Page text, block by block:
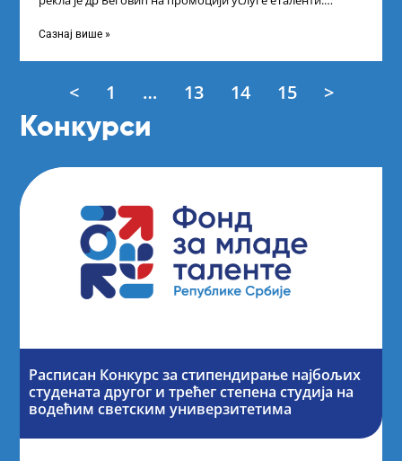
Сазнај више »
< 1 … 13 14 15 >
Конкурси
Расписан Конкурс за стипендирање најбољих
студената другог и трећег степена студија на
водећим светским универзитетима